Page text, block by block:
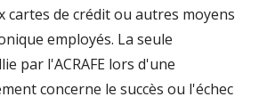
cartes de crédit ou autres moyens
employés. La seule
par l'ACRAFE lors d'une
concerne le succès ou l'échec